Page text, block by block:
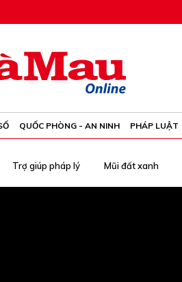
QUỐC PHÒNG - AN NINH PHÁP LUẬT
Trợ giúp pháp lý Mũi đất xanh